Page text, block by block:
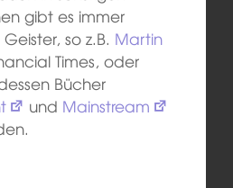
gibt es immer
so z.B. Martin
Times, oder
Bücher
und Mainstream